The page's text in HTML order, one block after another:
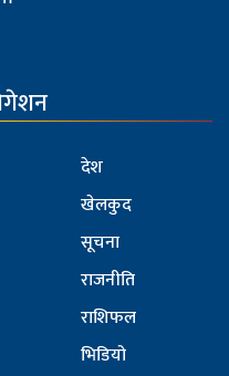
देश
खेलकुद
सूचना
राजनीति
राशिफल
भिडियो